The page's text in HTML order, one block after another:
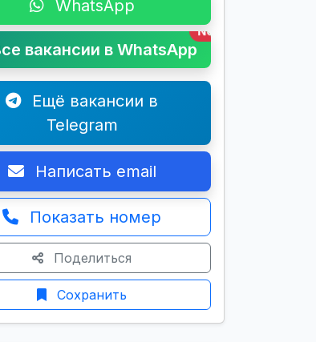
WhatsApp
вакансии в WhatsApp
New
Ещё вакансии в
Telegram
Написать email
Показать номер
Поделиться
Сохранить